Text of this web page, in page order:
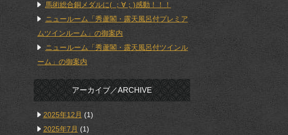
馬術総合銅メダルに( ；∀；)感動！！！
ニュールーム「秀蘆閣・露天風呂付プレミア
ムツインルーム」の御案内
ニュールーム「秀蘆閣・露天風呂付ツインル
ーム」の御案内
アーカイブ／ARCHIVE
2025年12月 (1)
2025年7月 (1)